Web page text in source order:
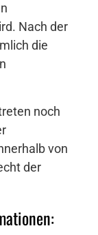
Nach der
die
noch
von
der